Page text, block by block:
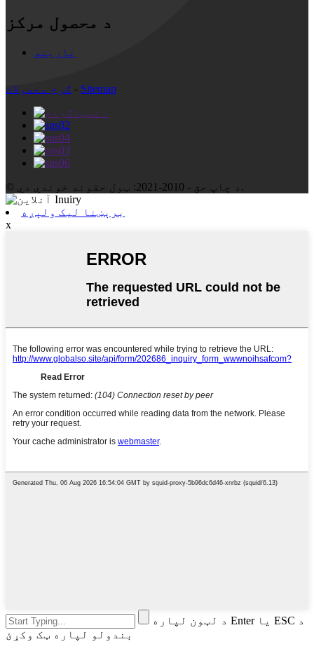
د محصول مرکز
نارینه
ګرم محصولات - Sitemap
© د چاپ حق - 2010-2021: ټول حقونه خوندي دي.
برېښنا لیک ولېږه
x
د لټون لپاره Enter یا ESC د
بندولو لپاره ټک وکړئ